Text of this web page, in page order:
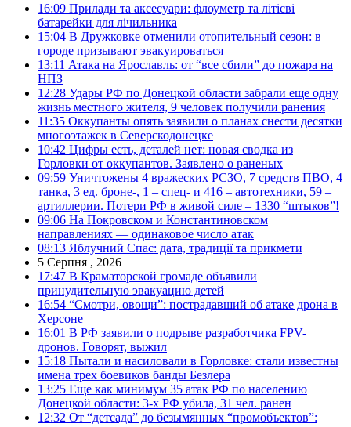
16:09 Прилади та аксесуари: флоуметр та літієві
батарейки для лічильника
15:04 В Дружковке отменили отопительный сезон: в
городе призывают эвакуироваться
13:11 Атака на Ярославль: от “все сбили” до пожара на
НПЗ
12:28 Удары РФ по Донецкой области забрали еще одну
жизнь местного жителя, 9 человек получили ранения
11:35 Оккупанты опять заявили о планах снести десятки
многоэтажек в Северскодонецке
10:42 Цифры есть, деталей нет: новая сводка из
Горловки от оккупантов. Заявлено о раненых
09:59 Уничтожены 4 вражеских РСЗО, 7 средств ПВО, 4
танка, 3 ед. броне-, 1 – спец- и 416 – автотехники, 59 –
артиллерии. Потери РФ в живой силе – 1330 “штыков”!
09:06 На Покровском и Константиновском
направлениях — одинаковое число атак
08:13 Яблучний Спас: дата, традиції та прикмети
5 Серпня , 2026
17:47 В Краматорской громаде объявили
принудительную эвакуацию детей
16:54 “Смотри, овощи”: пострадавший об атаке дрона в
Херсоне
16:01 В РФ заявили о подрыве разработчика FPV-
дронов. Говорят, выжил
15:18 Пытали и насиловали в Горловке: стали известны
имена трех боевиков банды Безлера
13:25 Еще как минимум 35 атак РФ по населению
Донецкой области: 3-х РФ убила, 31 чел. ранен
12:32 От “детсада” до безымянных “промобъектов”: